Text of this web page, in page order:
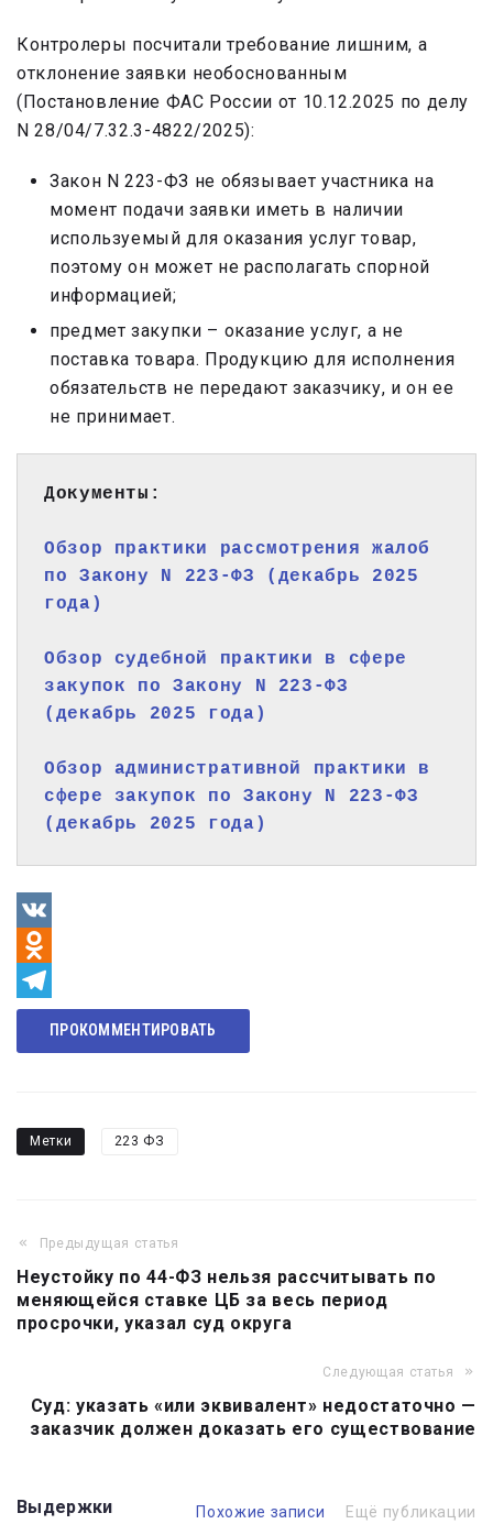
Контролеры посчитали требование лишним, а
отклонение заявки необоснованным
(Постановление ФАС России от 10.12.2025 по делу
N 28/04/7.32.3-4822/2025):
Закон N 223-ФЗ не обязывает участника на
момент подачи заявки иметь в наличии
используемый для оказания услуг товар,
поэтому он может не располагать спорной
информацией;
предмет закупки – оказание услуг, а не
поставка товара. Продукцию для исполнения
обязательств не передают заказчику, и он ее
не принимает.
Документы:
Обзор практики рассмотрения жалоб
по Закону N 223-ФЗ (декабрь 2025
года)
Обзор судебной практики в сфере
закупок по Закону N 223-ФЗ
(декабрь 2025 года)
Обзор административной практики в
сфере закупок по Закону N 223-ФЗ
(декабрь 2025 года)
VK
Odnoklassniki
Telegram
ПРОКОММЕНТИРОВАТЬ
Метки 223 ФЗ
Навигация
по
записям
Предыдущая статья
Неустойку по 44-ФЗ нельзя рассчитывать по
меняющейся ставке ЦБ за весь период
просрочки, указал суд округа
Следующая статья
Суд: указать «или эквивалент» недостаточно —
заказчик должен доказать его существование
Выдержки Похожие записи Ещё публикации